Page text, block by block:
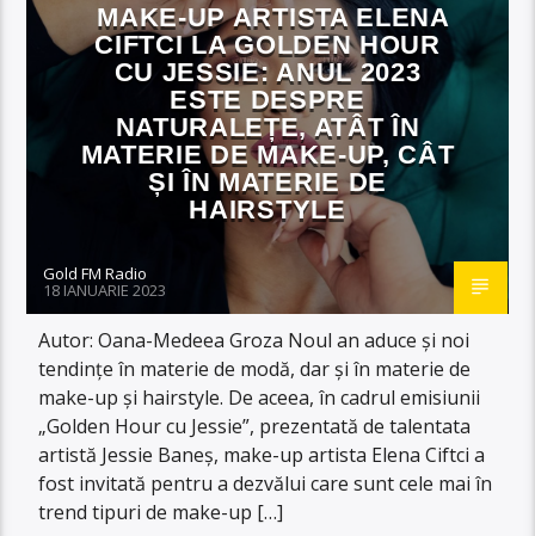
MAKE-UP ARTISTA ELENA
CIFTCI LA GOLDEN HOUR
CU JESSIE: ANUL 2023
ESTE DESPRE
NATURALEȚE, ATÂT ÎN
MATERIE DE MAKE-UP, CÂT
ȘI ÎN MATERIE DE
HAIRSTYLE
Gold FM Radio
18 IANUARIE 2023
Autor: Oana-Medeea Groza Noul an aduce și noi
tendințe în materie de modă, dar și în materie de
make-up și hairstyle. De aceea, în cadrul emisiunii
„Golden Hour cu Jessie”, prezentată de talentata
artistă Jessie Baneș, make-up artista Elena Ciftci a
fost invitată pentru a dezvălui care sunt cele mai în
trend tipuri de make-up […]